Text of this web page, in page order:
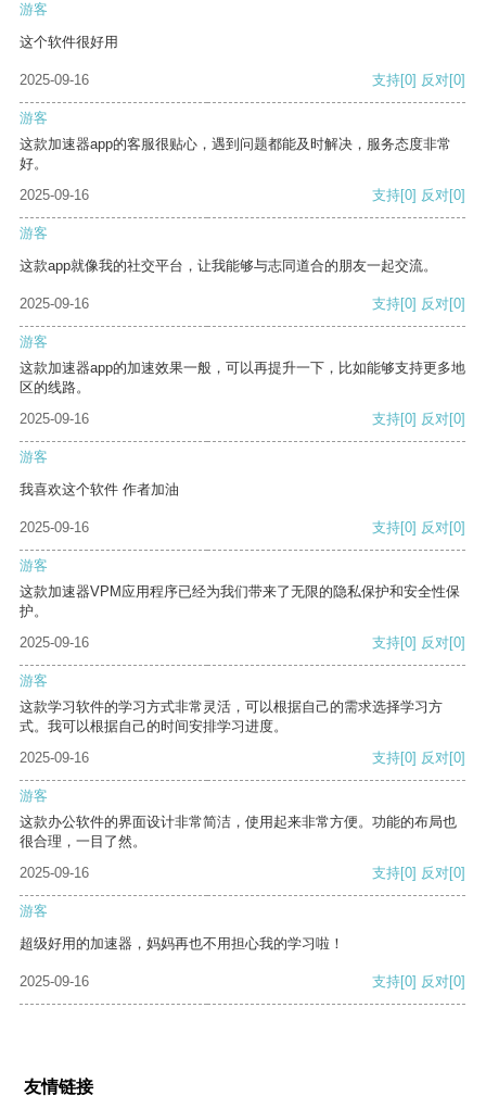
游客
这个软件很好用
2025-09-16 支持[0] 反对[0]
游客
这款加速器app的客服很贴心，遇到问题都能及时解决，服务态度非常
好。
2025-09-16
支持[0] 反对[0]
游客
这款app就像我的社交平台，让我能够与志同道合的朋友一起交流。
2025-09-16 支持[0] 反对[0]
游客
这款加速器app的加速效果一般，可以再提升一下，比如能够支持更多地
区的线路。
2025-09-16
支持[0] 反对[0]
游客
我喜欢这个软件 作者加油
2025-09-16 支持[0] 反对[0]
游客
这款加速器VPM应用程序已经为我们带来了无限的隐私保护和安全性保
护。
2025-09-16
支持[0] 反对[0]
游客
这款学习软件的学习方式非常灵活，可以根据自己的需求选择学习方
式。我可以根据自己的时间安排学习进度。
2025-09-16
支持[0] 反对[0]
游客
这款办公软件的界面设计非常简洁，使用起来非常方便。功能的布局也
很合理，一目了然。
2025-09-16
支持[0] 反对[0]
游客
超级好用的加速器，妈妈再也不用担心我的学习啦！
2025-09-16 支持[0] 反对[0]
友情链接